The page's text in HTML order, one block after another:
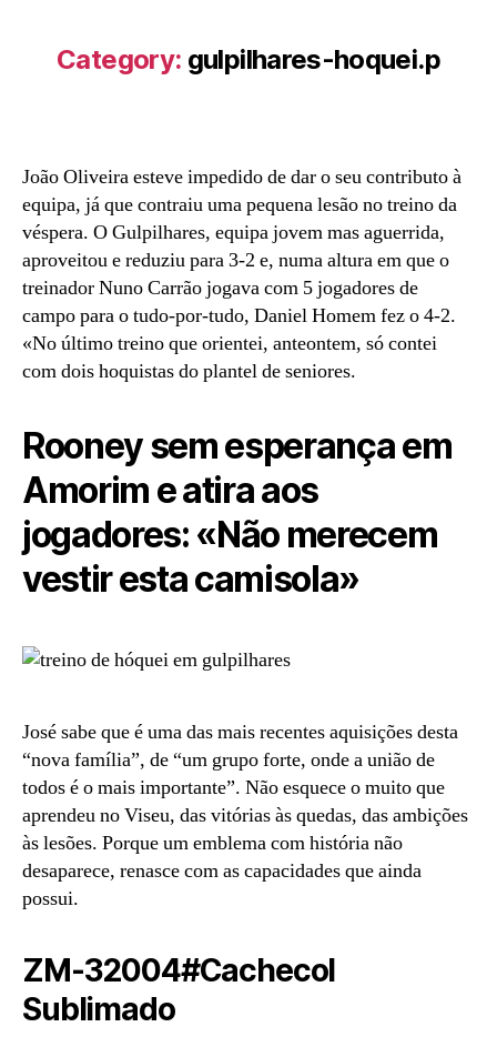
Category: gulpilhares-hoquei.p
João Oliveira esteve impedido de dar o seu contributo à
equipa, já que contraiu uma pequena lesão no treino da
véspera. O Gulpilhares, equipa jovem mas aguerrida,
aproveitou e reduziu para 3-2 e, numa altura em que o
treinador Nuno Carrão jogava com 5 jogadores de
campo para o tudo-por-tudo, Daniel Homem fez o 4-2.
«No último treino que orientei, anteontem, só contei
com dois hoquistas do plantel de seniores.
Rooney sem esperança em
Amorim e atira aos
jogadores: «Não merecem
vestir esta camisola»
José sabe que é uma das mais recentes aquisições desta
“nova família”, de “um grupo forte, onde a união de
todos é o mais importante”. Não esquece o muito que
aprendeu no Viseu, das vitórias às quedas, das ambições
às lesões. Porque um emblema com história não
desaparece, renasce com as capacidades que ainda
possui.
ZM-32004#Cachecol
Sublimado